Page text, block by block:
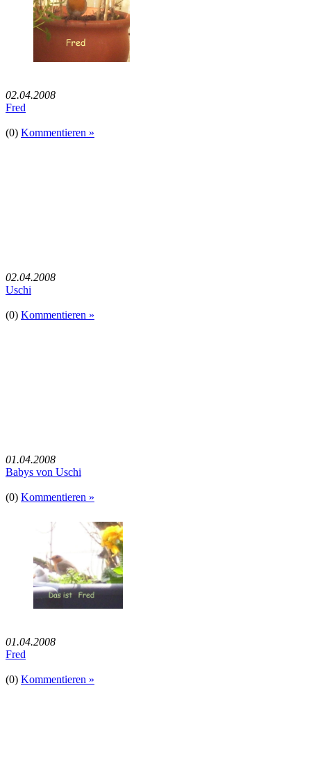
02.04.2008
Fred
(0) Kommentieren »
02.04.2008
Uschi
(0) Kommentieren »
01.04.2008
Babys von Uschi
(0) Kommentieren »
01.04.2008
Fred
(0) Kommentieren »